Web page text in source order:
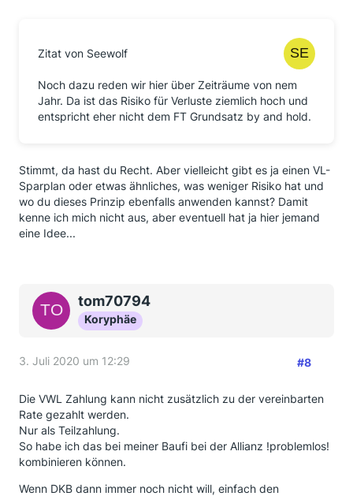
Zitat von Seewolf
Noch dazu reden wir hier über Zeiträume von nem
Jahr. Da ist das Risiko für Verluste ziemlich hoch und
entspricht eher nicht dem FT Grundsatz by and hold.
Stimmt, da hast du Recht. Aber vielleicht gibt es ja einen VL-
Sparplan oder etwas ähnliches, was weniger Risiko hat und
wo du dieses Prinzip ebenfalls anwenden kannst? Damit
kenne ich mich nicht aus, aber eventuell hat ja hier jemand
eine Idee...
tom70794
Koryphäe
3. Juli 2020 um 12:29 #8
Die VWL Zahlung kann nicht zusätzlich zu der vereinbarten
Rate gezahlt werden.
Nur als Teilzahlung.
So habe ich das bei meiner Baufi bei der Allianz !problemlos!
kombinieren können.
Wenn DKB dann immer noch nicht will, einfach den